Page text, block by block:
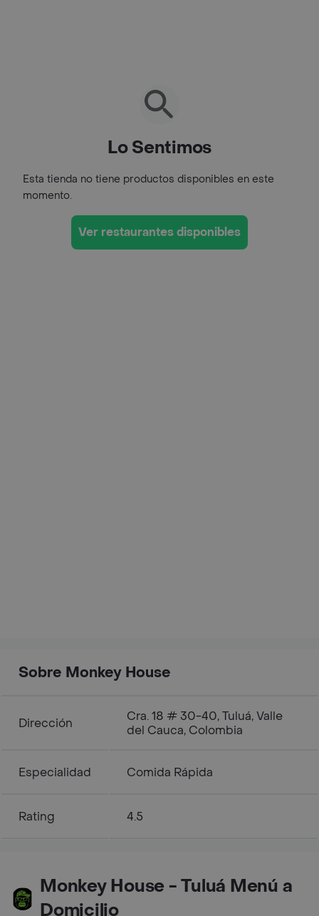
Lo Sentimos
Esta tienda no tiene productos disponibles en este
momento.
Ver restaurantes disponibles
Sobre Monkey House
Dirección
Cra. 18 # 30-40, Tuluá, Valle
del Cauca, Colombia
Especialidad Comida Rápida
Rating 4.5
Monkey House - Tuluá Menú a
Domicilio